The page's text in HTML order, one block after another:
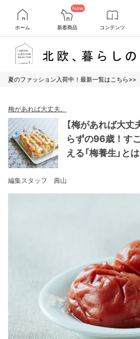
ホーム
New
新着商品 コンテンツ
夏のファッション入荷中！最新一覧はこちら>>
梅があれば大丈夫。
【梅があれば大丈
らずの96歳！す
える「梅養生」とは
編集スタッフ 壽山